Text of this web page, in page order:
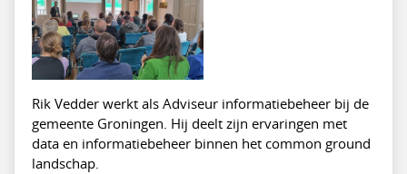
Rik Vedder werkt als Adviseur informatiebeheer bij de
gemeente Groningen. Hij deelt zijn ervaringen met
data en informatiebeheer binnen het common ground
landschap.